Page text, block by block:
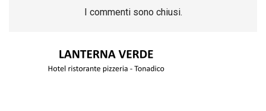
I commenti sono chiusi.